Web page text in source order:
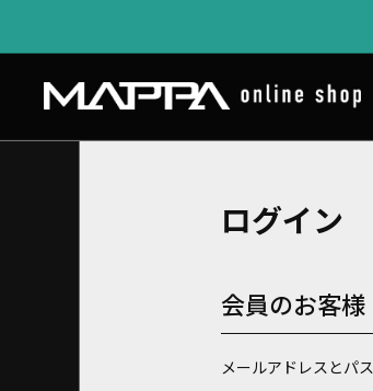
ログイン
会員のお客様
メールアドレスとパ